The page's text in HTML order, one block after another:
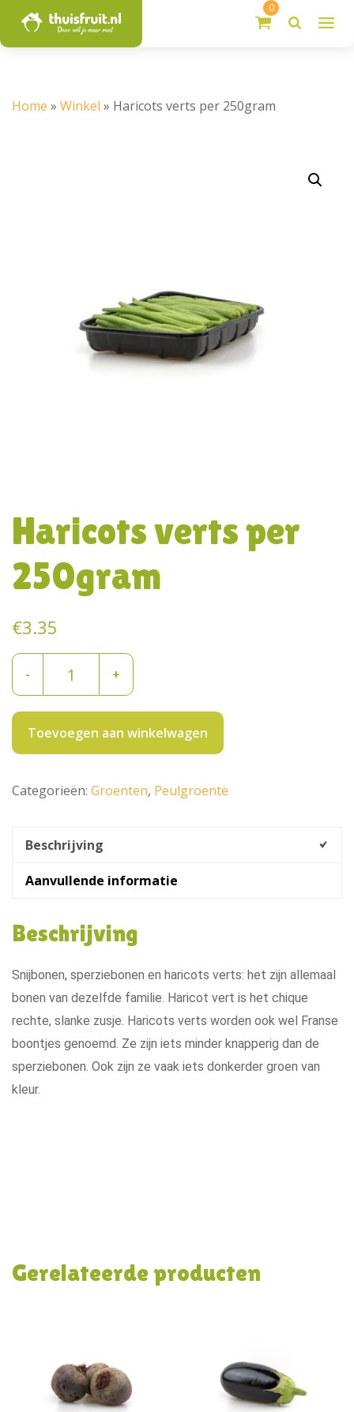
0
Home » Winkel » Haricots verts per 250gram
Haricots verts per
250gram
€3.35
-
verts
per
250gram
aantal
+
Toevoegen aan winkelwagen
Categorieën: Groenten, Peulgroente
Beschrijving
Aanvullende informatie
Beschrijving
Snijbonen, sperziebonen en haricots verts: het zijn allemaal
bonen van dezelfde familie. Haricot vert is het chique
rechte, slanke zusje. Haricots verts worden ook wel Franse
boontjes genoemd. Ze zijn iets minder knapperig dan de
sperziebonen. Ook zijn ze vaak iets donkerder groen van
kleur.
Gerelateerde producten